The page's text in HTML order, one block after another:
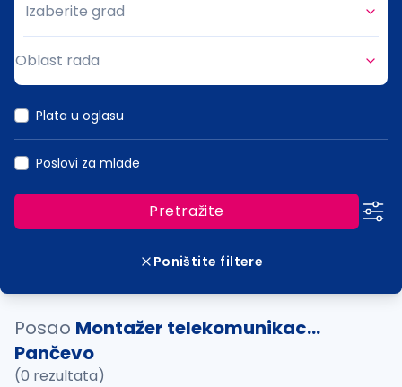
Grad
Izaberite grad
Oblast rada
Plata u oglasu
Poslovi za mlade
Pretražite
Poništite filtere
Posao Montažer telekomunikac...
Pančevo
(0 rezultata)